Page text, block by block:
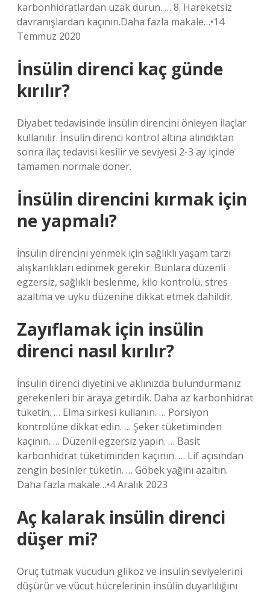
karbonhidratlardan uzak durun. … 8. Hareketsiz
davranışlardan kaçının.Daha fazla makale…•14
Temmuz 2020
İnsülin direnci kaç günde
kırılır?
Diyabet tedavisinde insülin direncini önleyen ilaçlar
kullanılır. İnsülin direnci kontrol altına alındıktan
sonra ilaç tedavisi kesilir ve seviyesi 2-3 ay içinde
tamamen normale döner.
İnsülin direncini kırmak için
ne yapmalı?
İnsülin direncini yenmek için sağlıklı yaşam tarzı
alışkanlıkları edinmek gerekir. Bunlara düzenli
egzersiz, sağlıklı beslenme, kilo kontrolü, stres
azaltma ve uyku düzenine dikkat etmek dahildir.
Zayıflamak için insülin
direnci nasıl kırılır?
İnsülin direnci diyetini ve aklınızda bulundurmanız
gerekenleri bir araya getirdik. Daha az karbonhidrat
tüketin. … Elma sirkesi kullanın. … Porsiyon
kontrolüne dikkat edin. … Şeker tüketiminden
kaçının. … Düzenli egzersiz yapın. … Basit
karbonhidrat tüketiminden kaçının. … Lif açısından
zengin besinler tüketin. … Göbek yağını azaltın.
Daha fazla makale…•4 Aralık 2023
Aç kalarak insülin direnci
düşer mi?
Oruç tutmak vücudun glikoz ve insülin seviyelerini
düşürür ve vücut hücrelerinin insülin duyarlılığını